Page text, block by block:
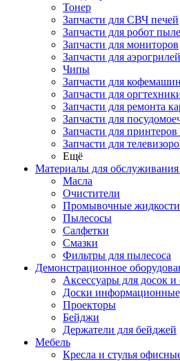
Тонер
Запчасти для СВЧ печей
Запчасти для робот
Запчасти для мониторов
Запчасти для аэрогрилей
Чипы
Запчасти для кофемашин
Запчасти для
Запчасти для ремонта
Запчасти для
Запчасти для принтеров
Запчасти для
Ещё
Материалы для
Масла
Очистители
Промывочные жидкости
Пылесосы
Салфетки
Смазки
Фильтры для пылесоса
Демонстрационное
Аксессуары для досок
Доски
Проекторы
Бейджи
Держатели для бейджей
Мебель
Кресла и стулья